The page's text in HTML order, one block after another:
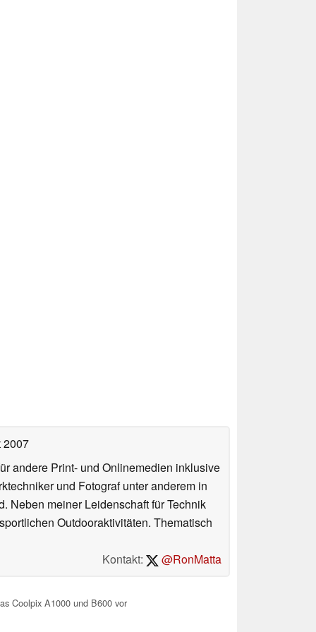
2007
andere Print- und Onlinemedien inklusive
und Fotograf unter anderem in
Neben meiner Leidenschaft für Technik
Outdooraktivitäten. Thematisch
Kontakt:
@RonMatta
Coolpix A1000 und B600 vor